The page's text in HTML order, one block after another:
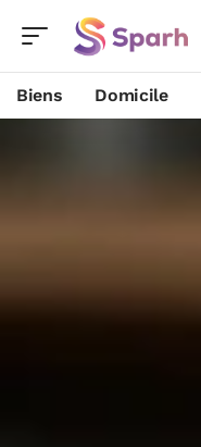
Biens Domicile